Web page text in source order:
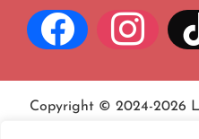
Copyright © 2024-2026